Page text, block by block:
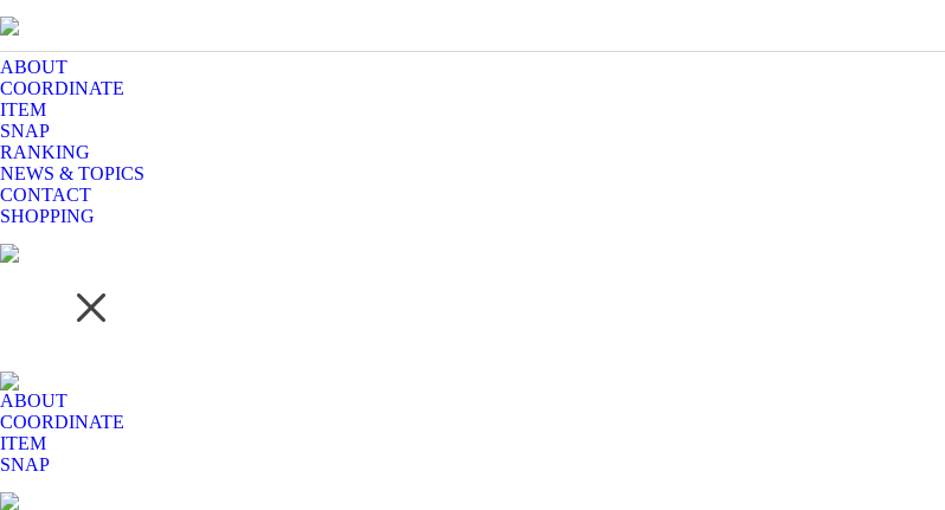
ABOUT
COORDINATE
ITEM
SNAP
RANKING
NEWS & TOPICS
CONTACT
SHOPPING
ABOUT
COORDINATE
ITEM
SNAP